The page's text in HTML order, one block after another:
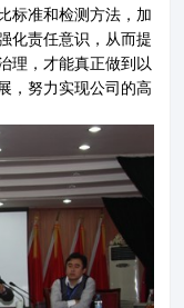
事长作指示要求
标准和检测方法，加
化责任意识，从而提
理，才能真正做到以
，努力实现公司的高